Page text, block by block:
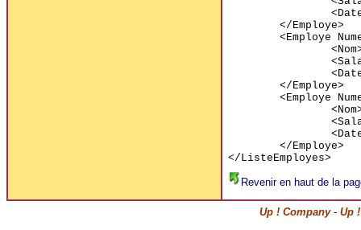
</Employe>
<Employe
</Employe>
<Employe
</Employe>
</ListeEmployes>
Revenir en haut de la
Up ! Company- Up